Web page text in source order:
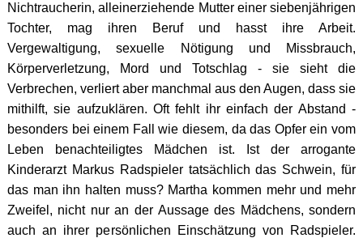
Nichtraucherin, alleinerziehende Mutter einer siebenjährigen
Tochter, mag ihren Beruf und hasst ihre Arbeit.
Vergewaltigung, sexuelle Nötigung und Missbrauch,
Körperverletzung, Mord und Totschlag ­- sie sieht die
Verbrechen, verliert aber manchmal aus den Augen, dass sie
mithilft, sie aufzuklären. Oft fehlt ihr einfach der Abstand -
besonders bei einem Fall wie diesem, da das Opfer ein vom
Leben benachteiligtes Mädchen ist. Ist der arrogante
Kinderarzt Markus Radspieler tatsächlich das Schwein, für
das man ihn halten muss? Martha kommen mehr und mehr
Zweifel, nicht nur an der Aussage des Mädchens, sondern
auch an ihrer persönlichen Einschätzung von Radspieler.